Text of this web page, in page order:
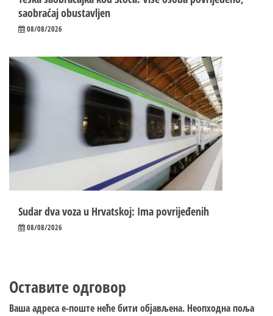
saobraćaj obustavljen
08/08/2026
Sudar dva voza u Hrvatskoj: Ima povrijeđenih
08/08/2026
Оставите одговор
Ваша адреса е-поште неће бити објављена. Неопходна поља